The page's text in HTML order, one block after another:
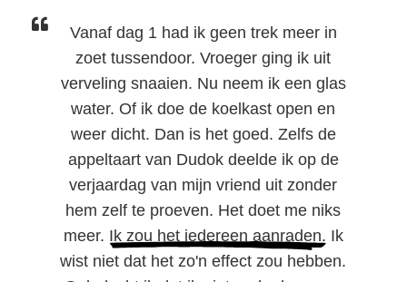
Vanaf dag 1 had ik geen trek meer in
zoet tussendoor. Vroeger ging ik uit
verveling snaaien. Nu neem ik een glas
water. Of ik doe de koelkast open en
weer dicht. Dan is het goed. Zelfs de
appeltaart van Dudok deelde ik op de
verjaardag van mijn vriend uit zonder
hem zelf te proeven. Het doet me niks
meer. Ik zou het iedereen aanraden. Ik
wist niet dat het zo'n effect zou hebben.